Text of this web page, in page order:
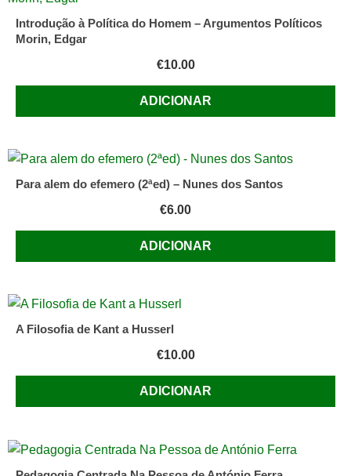
Introdução à Política do Homem – Argumentos Políticos
Morin, Edgar
€10.00
ADICIONAR
Para alem do efemero (2ªed) – Nunes dos Santos
€6.00
ADICIONAR
A Filosofia de Kant a Husserl
€10.00
ADICIONAR